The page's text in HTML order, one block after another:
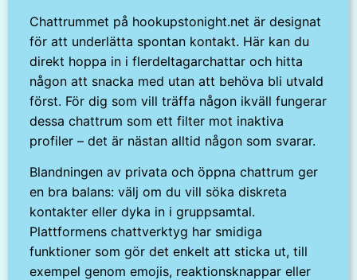
Chattrummet på hookupstonight.net är designat
för att underlätta spontan kontakt. Här kan du
direkt hoppa in i flerdeltagarchattar och hitta
någon att snacka med utan att behöva bli utvald
först. För dig som vill träffa någon ikväll fungerar
dessa chattrum som ett filter mot inaktiva
profiler – det är nästan alltid någon som svarar.
Blandningen av privata och öppna chattrum ger
en bra balans: välj om du vill söka diskreta
kontakter eller dyka in i gruppsamtal.
Plattformens chattverktyg har smidiga
funktioner som gör det enkelt att sticka ut, till
exempel genom emojis, reaktionsknappar eller